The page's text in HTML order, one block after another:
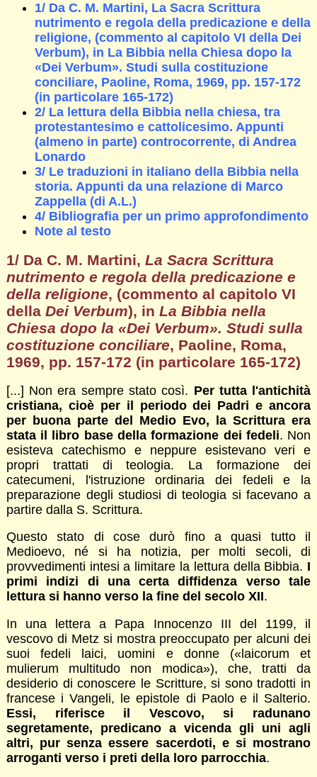
1/ Da C. M. Martini, La Sacra Scrittura
nutrimento e regola della predicazione e della
religione, (commento al capitolo VI della Dei
Verbum), in La Bibbia nella Chiesa dopo la
«Dei Verbum». Studi sulla costituzione
conciliare, Paoline, Roma, 1969, pp. 157-172
(in particolare 165-172)
2/ La lettura della Bibbia nella chiesa, tra
protestantesimo e cattolicesimo. Appunti
(almeno in parte) controcorrente, di Andrea
Lonardo
3/ Le traduzioni in italiano della Bibbia nella
storia. Appunti da una relazione di Marco
Zappella (di A.L.)
4/ Bibliografia per un primo approfondimento
Note al testo
1/ Da C. M. Martini, La Sacra Scrittura
nutrimento e regola della predicazione e
della religione, (commento al capitolo VI
della Dei Verbum), in La Bibbia nella
Chiesa dopo la «Dei Verbum». Studi sulla
costituzione conciliare, Paoline, Roma,
1969, pp. 157-172 (in particolare 165-172)
[...] Non era sempre stato così. Per tutta l'antichità
cristiana, cioè per il periodo dei Padri e ancora
per buona parte del Medio Evo, la Scrittura era
stata il libro base della formazione dei fedeli. Non
esisteva catechismo e neppure esistevano veri e
propri trattati di teologia. La formazione dei
catecumeni, l'istruzione ordinaria dei fedeli e la
preparazione degli studiosi di teologia si facevano a
partire dalla S. Scrittura.
Questo stato di cose durò fino a quasi tutto il
Medioevo, né si ha notizia, per molti secoli, di
provvedimenti intesi a limitare la lettura della Bibbia. I
primi indizi di una certa diffidenza verso tale
lettura si hanno verso la fine del secolo XII.
In una lettera a Papa Innocenzo III del 1199, il
vescovo di Metz si mostra preoccupato per alcuni dei
suoi fedeli laici, uomini e donne («laicorum et
mulierum multitudo non modica»), che, tratti da
desiderio di conoscere le Scritture, si sono tradotti in
francese i Vangeli, le epistole di Paolo e il Salterio.
Essi, riferisce il Vescovo, si radunano
segretamente, predicano a vicenda gli uni agli
altri, pur senza essere sacerdoti, e si mostrano
arroganti verso i preti della loro parrocchia.